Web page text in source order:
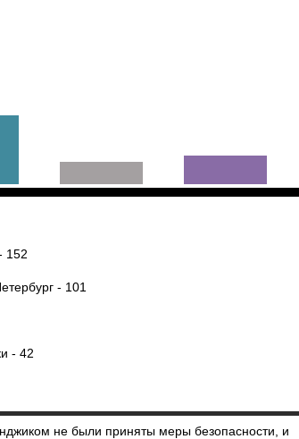
152
- 101
- 42
не были приняты меры безопасности, и